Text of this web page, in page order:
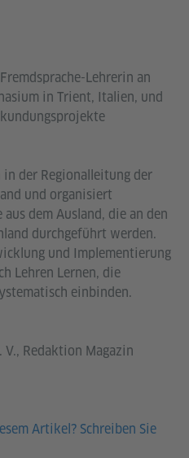
Lehrerin an
in Trient, Italien, und
der Regionalleitung der
und organisiert
dem Ausland, die an den
durchgeführt werden.
und Implementierung
Lehren Lernen, die
einbinden.
Redaktion Magazin
Artikel? Schreiben Sie